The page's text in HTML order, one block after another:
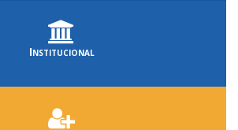
Institucional